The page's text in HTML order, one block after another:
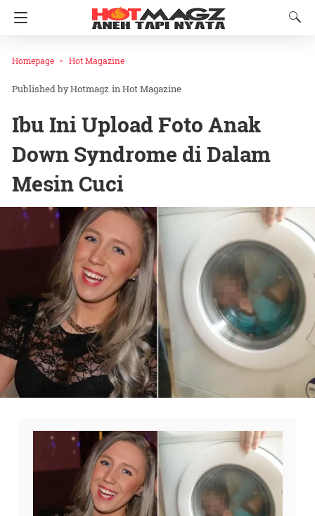
Homepage Hot Magazine
Hotmagz inHot Magazine
Ibu Ini Upload Foto Anak
Down Syndrome di Dalam
Mesin Cuci